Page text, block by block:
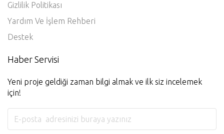
Gizlilik Politikası
Yardım Ve İşlem Rehberi
Destek
Haber Servisi
Yeni proje geldiği zaman bilgi almak ve ilk siz incelemek
için!